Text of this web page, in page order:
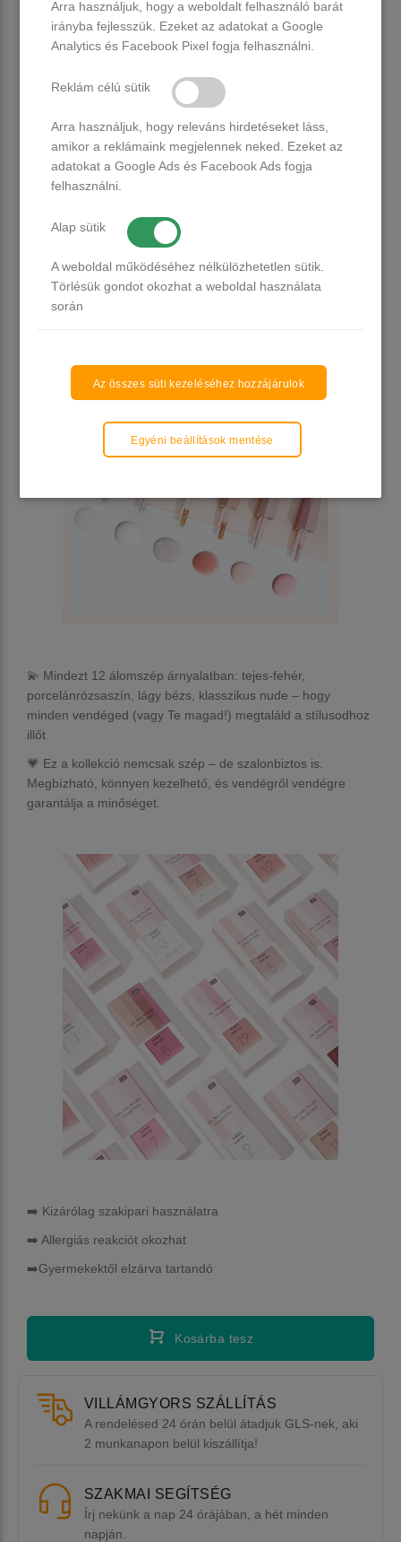
• Rugalmasra köt, így együtt mozog a körömmel, nem
repedezik
• Tökéletes választás, ha szeretnéd megerősíteni a
természetes körmöt, vagy szolid, nude alapot keresel gél
lakk alá
💫 Mindezt 12 álomszép árnyalatban: tejes-fehér,
porcelánrózsaszín, lágy bézs, klasszikus nude – hogy
minden vendéged (vagy Te magad!) megtaláld a stílusodhoz
illőt
💗 Ez a kollekció nemcsak szép – de szalonbiztos is.
Megbízható, könnyen kezelhető, és vendégről vendégre
garantálja a minőséget.
➡️ Kizárólag szakipari használatra
➡️ Allergiás reakciót okozhat
➡️Gyermekektől elzárva tartandó
Kosárba tesz
VILLÁMGYORS SZÁLLÍTÁS
A rendelésed 24 órán belül átadjuk GLS-nek, aki
2 munkanapon belül kiszállítja!
SZAKMAI SEGÍTSÉG
Írj nekünk a nap 24 órájában, a hét minden
napján.
Arra használjuk, hogy a weboldalt felhasználó barát
irányba fejlesszük. Ezeket az adatokat a Google
Analytics és Facebook Pixel fogja felhasználni.
Reklám célú sütik
Arra használjuk, hogy releváns hirdetéseket láss,
amikor a reklámaink megjelennek neked. Ezeket az
adatokat a Google Ads és Facebook Ads fogja
felhasználni.
Alap sütik
A weboldal működéséhez nélkülözhetetlen sütik.
Törlésük gondot okozhat a weboldal használata
során
Az összes süti kezeléséhez hozzájárulok
Egyéni beállítások mentése